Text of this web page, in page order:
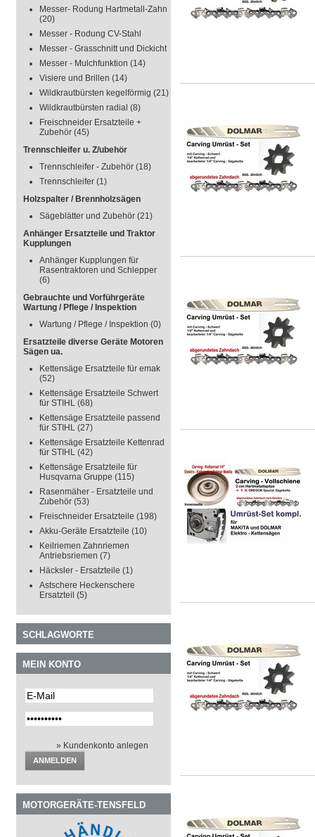
Messer- Rodung Hartmetall-Zahn
(20)
Messer - Rodung CV-Stahl
Messer - Grasschnitt und Dickicht
Messer - Mulchfunktion (14)
Visiere und Brillen (14)
Wildkrautbürsten kegelförmig (21)
Wildkrautbürsten radial (8)
Freischneider Ersatzteile +
Zubehör (45)
Trennschleifer u. Z/ubehör
Trennschleifer - Zubehör (18)
Trennschleifer (1)
Holzspalter / Brennholzsägen
Sägeblätter und Zubehör (21)
Anhänger Ersatzteile und Traktor
Kupplungen
Anhänger Kupplungen für
Rasentraktoren und Schlepper
(6)
Gebrauchte und Vorführgeräte
Wartung / Pflege / Inspektion
Wartung / Pflege / Inspektion (0)
Ersatzteile diverse Geräte Motoren
Sägen ua.
Kettensäge Ersatzteile für emak
(52)
Kettensäge Ersatzteile Schwert
für STIHL (68)
Kettensäge Ersatzteile passend
für STIHL (27)
Kettensäge Ersatzteile Kettenrad
für STIHL (42)
Kettensäge Ersatzteile für
Husqvarna Gruppe (115)
Rasenmäher - Ersatzteile und
Zubehör (53)
Freischneider Ersatzteile (198)
Akku-Geräte Ersatzteile (10)
Keilriemen Zahnriemen
Antriebsriemen (7)
Häcksler - Ersatzteile (1)
Astschere Heckenschere
Ersatzteil (5)
SCHLAGWORTE
MEIN KONTO
» Kundenkonto anlegen
ANMELDEN
MOTORGERÄTE-TENSFELD